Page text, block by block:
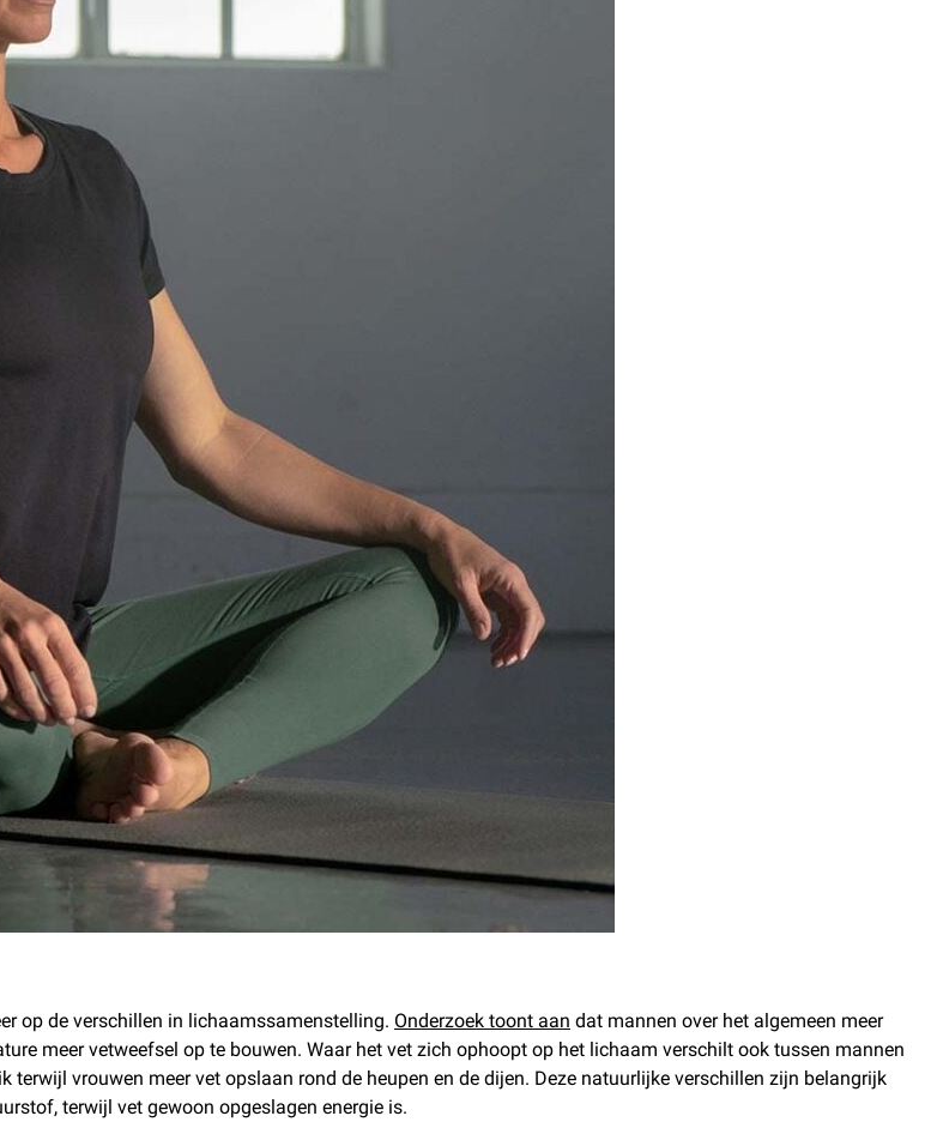
op de verschillen in lichaamssamenstelling. Onderzoek toont aan dat mannen over het algemeen meer
meer vetweefsel op te bouwen. Waar het vet zich ophoopt op het lichaam verschilt ook tussen mannen
vrouwen meer vet opslaan rond de heupen en de dijen. Deze natuurlijke verschillen zijn belangrijk
terwijl vet gewoon opgeslagen energie is.